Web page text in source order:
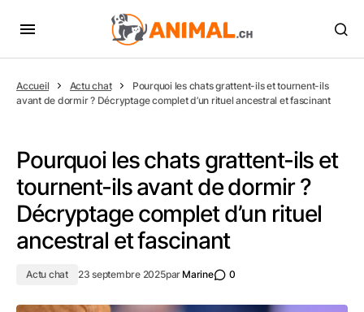
Accueil Actu chat
Pourquoi les chats grattent-ils et tournent-ils
avant de dormir ? Décryptage complet d’un rituel ancestral et fascinant
Pourquoi les chats grattent-ils et
tournent-ils avant de dormir ?
Décryptage complet d’un rituel
ancestral et fascinant
Actu chat 23 septembre 2025par Marine 0